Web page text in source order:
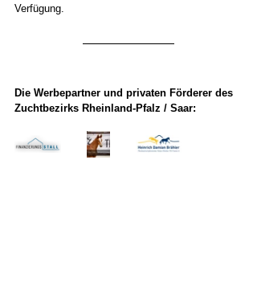
Verfügung.
Die Werbepartner und privaten Förderer des
Zuchtbezirks Rheinland-Pfalz / Saar: